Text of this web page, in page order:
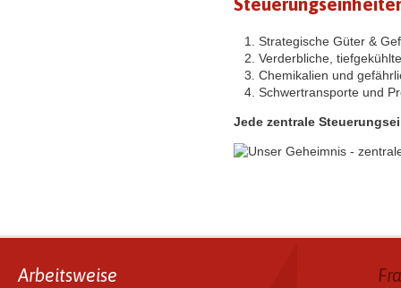
Strategische Güter &
Verderbliche,
Chemikalien und
Schwertransporte und
Jede zentrale
Arbeitsweise